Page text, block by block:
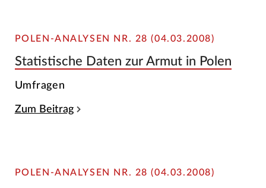
POLEN-ANALYSEN NR. 28 (04.03.2008)
Statistische Daten zur Armut in Polen
Umfragen
Zum Beitrag
POLEN-ANALYSEN NR. 28 (04.03.2008)